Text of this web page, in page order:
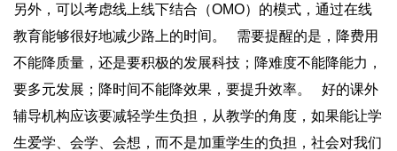
另外，可以考虑线上线下结合（OMO）的模式，通过在线
教育能够很好地减少路上的时间。 需要提醒的是，降费用
不能降质量，还是要积极的发展科技；降难度不能降能力，
要多元发展；降时间不能降效果，要提升效率。 好的课外
辅导机构应该要减轻学生负担，从教学的角度，如果能让学
生爱学、会学、会想，而不是加重学生的负担，社会对我们